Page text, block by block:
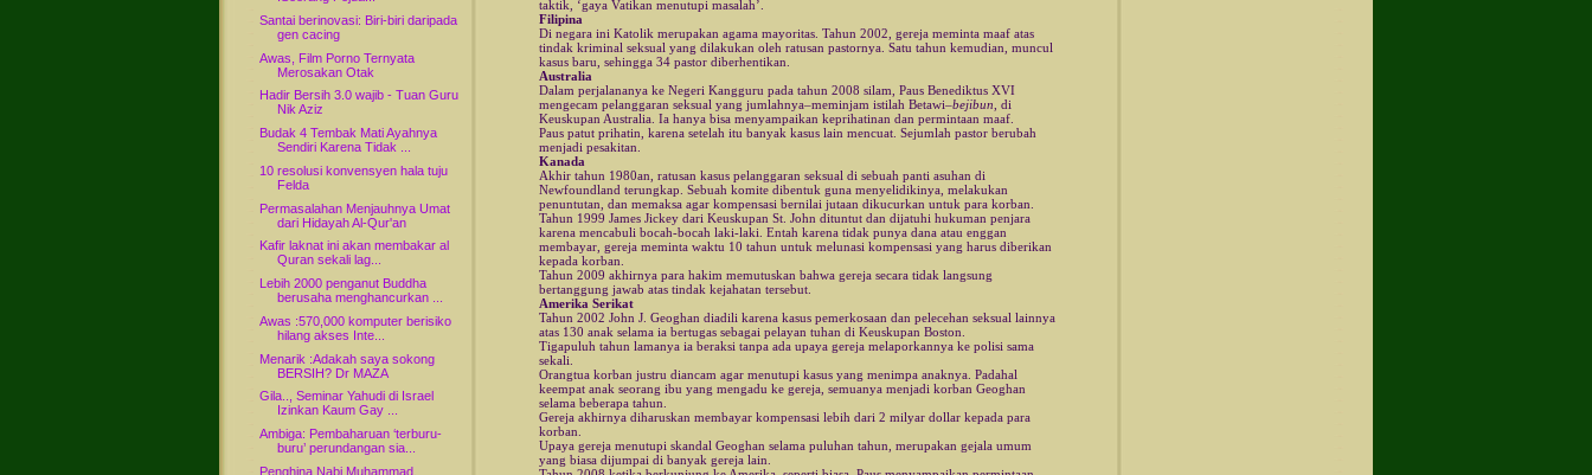
Santai berinovasi: Biri-biri daripada
gen cacing
Awas, Film Porno Ternyata
Merosakan Otak
Hadir Bersih 3.0 wajib - Tuan Guru
Nik Aziz
Budak 4 Tembak Mati Ayahnya
Sendiri Karena Tidak ...
10 resolusi konvensyen hala tuju
Felda
Permasalahan Menjauhnya Umat
dari Hidayah Al-Qur'an
Kafir laknat ini akan membakar al
Quran sekali lag...
Lebih 2000 penganut Buddha
berusaha menghancurkan ...
Awas :570,000 komputer berisiko
hilang akses Inte...
Menarik :Adakah saya sokong
BERSIH? Dr MAZA
Gila.., Seminar Yahudi di Israel
Izinkan Kaum Gay ...
Ambiga: Pembaharuan ‘terburu-
buru’ perundangan sia...
Penghina Nabi Muhammad,
taktik, ‘gaya Vatikan menutupi masalah’.
Filipina
Di negara ini Katolik merupakan agama mayoritas. Tahun 2002, gereja meminta maaf atas
tindak kriminal seksual yang dilakukan oleh ratusan pastornya. Satu tahun kemudian, muncul
kasus baru, sehingga 34 pastor diberhentikan.
Australia
Dalam perjalananya ke Negeri Kangguru pada tahun 2008 silam, Paus Benediktus XVI
mengecam pelanggaran seksual yang jumlahnya–meminjam istilah Betawi–bejibun , di
Keuskupan Australia. Ia hanya bisa menyampaikan keprihatinan dan permintaan maaf.
Paus patut prihatin, karena setelah itu banyak kasus lain mencuat. Sejumlah pastor berubah
menjadi pesakitan.
Kanada
Akhir tahun 1980an, ratusan kasus pelanggaran seksual di sebuah panti asuhan di
Newfoundland terungkap. Sebuah komite dibentuk guna menyelidikinya, melakukan
penuntutan, dan memaksa agar kompensasi bernilai jutaan dikucurkan untuk para korban.
Tahun 1999 James Jickey dari Keuskupan St. John dituntut dan dijatuhi hukuman penjara
karena mencabuli bocah-bocah laki-laki. Entah karena tidak punya dana atau enggan
membayar, gereja meminta waktu 10 tahun untuk melunasi kompensasi yang harus diberikan
kepada korban.
Tahun 2009 akhirnya para hakim memutuskan bahwa gereja secara tidak langsung
bertanggung jawab atas tindak kejahatan tersebut.
Amerika Serikat
Tahun 2002 John J. Geoghan diadili karena kasus pemerkosaan dan pelecehan seksual lainnya
atas 130 anak selama ia bertugas sebagai pelayan tuhan di Keuskupan Boston.
Tigapuluh tahun lamanya ia beraksi tanpa ada upaya gereja melaporkannya ke polisi sama
sekali.
Orangtua korban justru diancam agar menutupi kasus yang menimpa anaknya. Padahal
keempat anak seorang ibu yang mengadu ke gereja, semuanya menjadi korban Geoghan
selama beberapa tahun.
Gereja akhirnya diharuskan membayar kompensasi lebih dari 2 milyar dollar kepada para
korban.
Upaya gereja menutupi skandal Geoghan selama puluhan tahun, merupakan gejala umum
yang biasa dijumpai di banyak gereja lain.